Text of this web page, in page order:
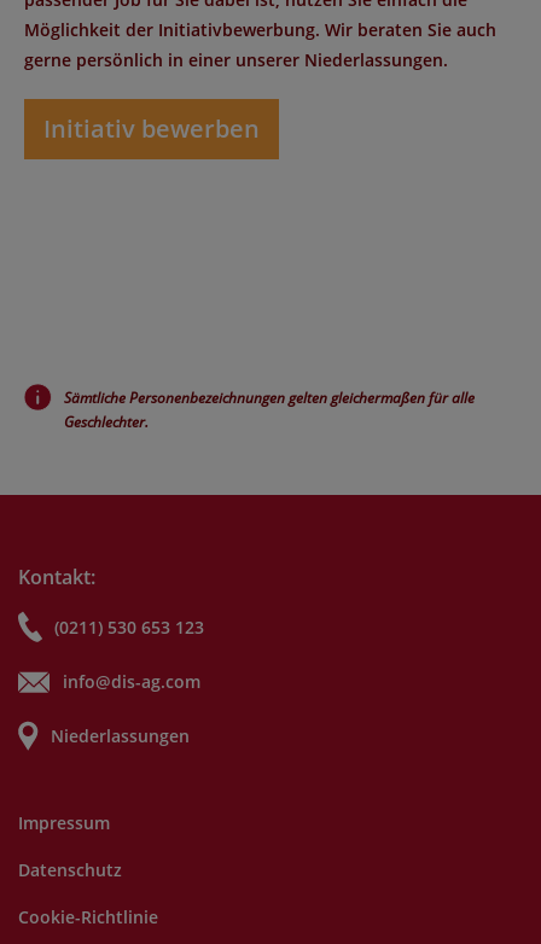
Möglichkeit der Initiativbewerbung. Wir beraten Sie auch
gerne persönlich in einer unserer Niederlassungen.
Initiativ bewerben
Sämtliche Personenbezeichnungen gelten gleichermaßen für alle
Geschlechter.
Kontakt:
(0211) 530 653 123
info@dis-ag.com
Niederlassungen
Impressum
Datenschutz
Cookie-Richtlinie